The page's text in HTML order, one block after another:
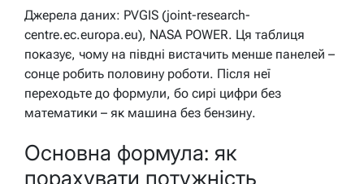
Джерела даних: PVGIS (joint-research-
centre.ec.europa.eu), NASA POWER. Ця таблиця
показує, чому на півдні вистачить менше панелей –
сонце робить половину роботи. Після неї
переходьте до формули, бо сирі цифри без
математики – як машина без бензину.
Основна формула: як
порахувати потужність